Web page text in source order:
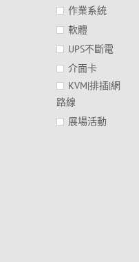
作業系統
軟體
UPS不斷電
介面卡
KVM|排插|網
路線
展場活動